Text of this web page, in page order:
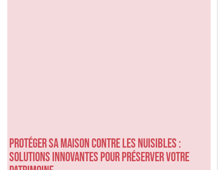
Protéger sa maison contre les nuisibles :
solutions innovantes pour préserver votre